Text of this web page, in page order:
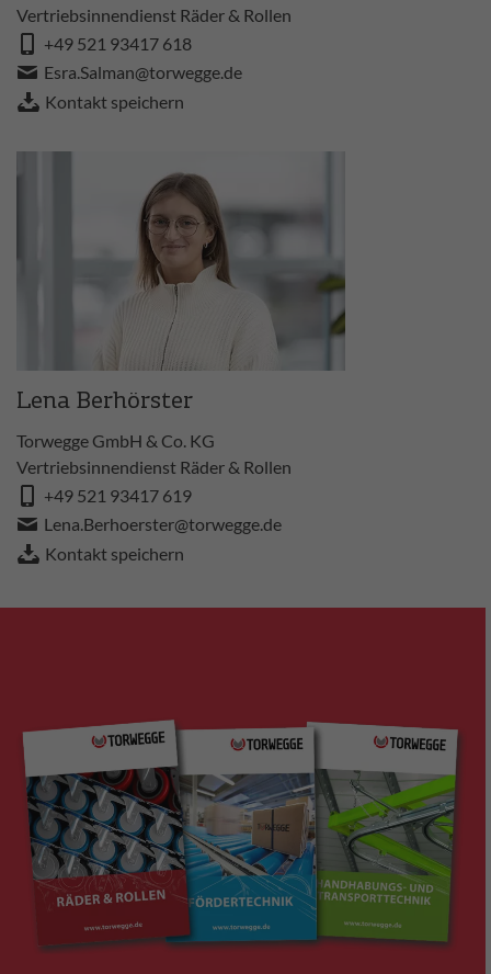
Vertriebsinnendienst Räder & Rollen
+49 521 93417 618
Esra.Salman@torwegge.de
Kontakt speichern
Lena Berhörster
Torwegge GmbH & Co. KG
Vertriebsinnendienst Räder & Rollen
+49 521 93417 619
Lena.Berhoerster@torwegge.de
Kontakt speichern